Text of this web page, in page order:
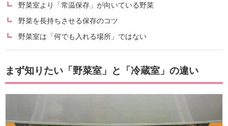
野菜室より「常温保存」が向いている野菜
野菜を長持ちさせる保存のコツ
野菜室は「何でも入れる場所」ではない
まず知りたい「野菜室」と「冷蔵室」の違い